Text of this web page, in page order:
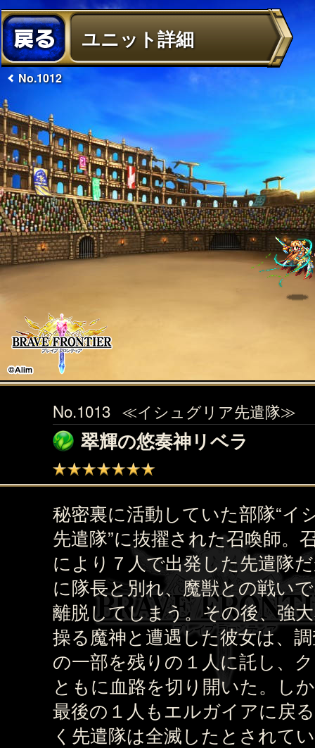
ユニット詳細
No.1012
No.1013 ≪イシュグリア先遣隊≫
翠輝の悠奏神リベラ
秘密裏に活動していた部隊“イ
先遣隊”に抜擢された召喚師。
により７人で出発した先遣隊
に隊長と別れ、魔獣との戦い
離脱してしまう。その後、強
操る魔神と遭遇した彼女は、
の一部を残りの１人に託し、
ともに血路を切り開いた。し
最後の１人もエルガイアに戻
く先遣隊は全滅したとされて